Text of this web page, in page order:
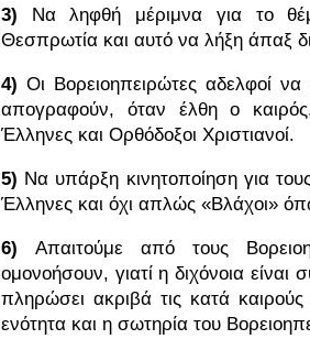
3) Να ληφθή μέριμνα για το
Θεσπρωτία και αυτό να λήξη άπαξ
4) Οι Βορειοηπειρώτες αδελφοί
απογραφούν, όταν έλθη ο
Έλληνες και Ορθόδοξοι Χριστιανοί.
5) Να υπάρξη κινητοποίηση για
Έλληνες και όχι απλώς «Βλάχοι»
6) Απαιτούμε από τους
ομονοήσουν, γιατί η διχόνοια
πληρώσει ακριβά τις κατά
ενότητα και η σωτηρία του